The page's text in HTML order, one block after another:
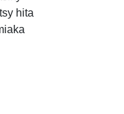
hita